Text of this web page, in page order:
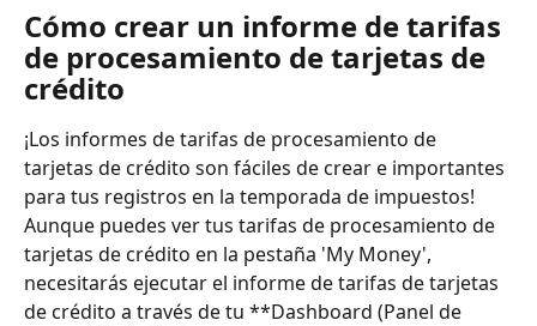
Cómo crear un informe de tarifas
de procesamiento de tarjetas de
crédito
¡Los informes de tarifas de procesamiento de
tarjetas de crédito son fáciles de crear e importantes
para tus registros en la temporada de impuestos!
Aunque puedes ver tus tarifas de procesamiento de
tarjetas de crédito en la pestaña 'My Money',
necesitarás ejecutar el informe de tarifas de tarjetas
de crédito a través de tu **Dashboard (Panel de